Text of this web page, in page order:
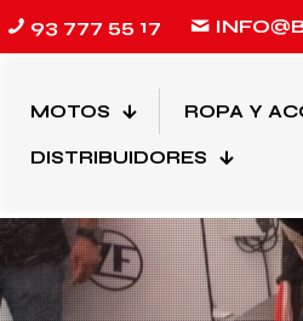
93 777 55 17
MOTOS ROPA Y
DISTRIBUIDORES